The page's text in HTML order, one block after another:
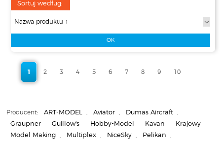
Sortuj według:
1 2 3 4 5 6 7 8 9 10
Producent: ART-MODEL Aviator Dumas Aircraft
Graupner Guillow's Hobby-Model Kavan Krajowy
Model Making Multiplex NiceSky Pelikan